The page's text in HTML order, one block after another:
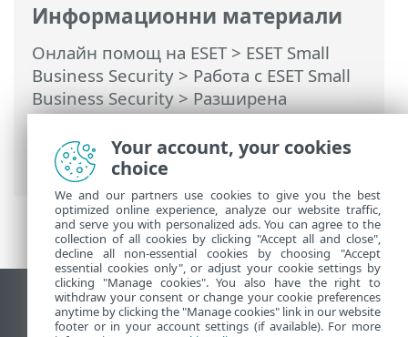
Информационни материали
Онлайн помощ на ESET> ESET Small
Business Security > Работа с ESET Small
Business Security>Разширена
настройка>Сканирания>HIPS – Host
Intrusion Prevention System> HIPS
изключения
Преглед на настолна версия на сайт
End of Life
Your account, your cookies
choice
We and our partners use cookies to give you the best
optimized online experience, analyze our website traffic,
and serve you with personalized ads. You can agree to the
collection of all cookies by clicking "Accept all and close",
decline all non-essential cookies by choosing "Accept
essential cookies only", or adjust your cookie settings by
clicking "Manage cookies". You also have the right to
withdraw your consent or change your cookie preferences
anytime by clicking the "Manage cookies" link in our website
footer or in your account settings (if available). For more